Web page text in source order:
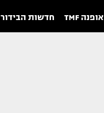
אופנה TMF חדשות הבידור